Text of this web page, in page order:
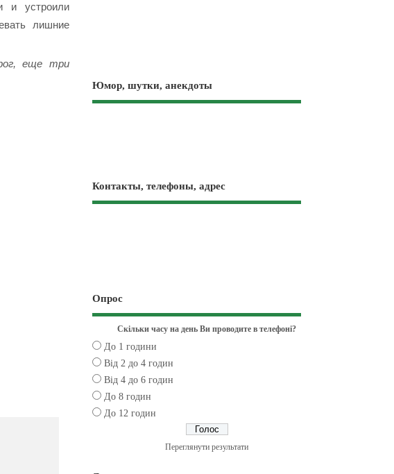
и устроили
лишние
еще три
Юмор, шутки, анекдоты
Контакты, телефоны, адрес
Опрос
Скільки часу на день Ви проводите в телефоні?
До 1 години
Від 2 до 4 годин
Від 4 до 6 годин
До 8 годин
До 12 годин
Переглянути результати